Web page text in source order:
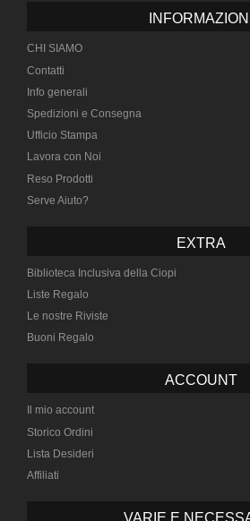
INFORMAZIONI
CHI SIAMO
Contatti
Info generali
Spedizioni e Consegna
Ufficio Stampa
Lavora con Noi
Reso Prodotti
Serve Aiuto?
EXTRA
Biblioteca Inclusiva della Ciopi
Liste Regalo
Le nostre Riviste
Buoni Regalo
ACCOUNT
Il mio account
Storico Ordini
Lista Desideri
Affiliati
VARIE E